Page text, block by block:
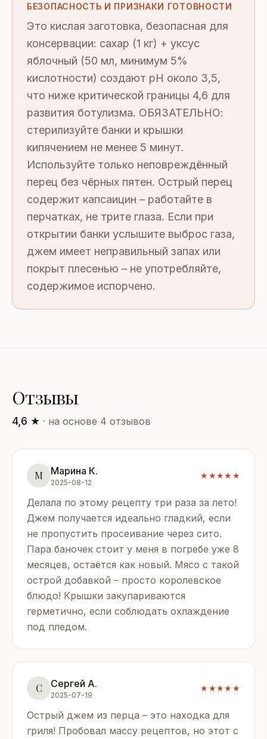
БЕЗОПАСНОСТЬ И ПРИЗНАКИ ГОТОВНОСТИ
Это кислая заготовка, безопасная для
консервации: сахар (1 кг) + уксус
яблочный (50 мл, минимум 5%
кислотности) создают рН около 3,5,
что ниже критической границы 4,6 для
развития ботулизма. ОБЯЗАТЕЛЬНО:
стерилизуйте банки и крышки
кипячением не менее 5 минут.
Используйте только неповреждённый
перец без чёрных пятен. Острый перец
содержит капсаицин – работайте в
перчатках, не трите глаза. Если при
открытии банки услышите выброс газа,
джем имеет неправильный запах или
покрыт плесенью – не употребляйте,
содержимое испорчено.
Отзывы
4,6 ★ · на основе 4 отзывов
М Марина К.
2025-08-12
★★★★★
Делала по этому рецепту три раза за лето!
Джем получается идеально гладкий, если
не пропустить просеивание через сито.
Пара баночек стоит у меня в погребе уже 8
месяцев, остаётся как новый. Мясо с такой
острой добавкой – просто королевское
блюдо! Крышки закупариваются
герметично, если соблюдать охлаждение
под пледом.
С Сергей А.
2025-07-19
★★★★★
Острый джем из перца – это находка для
гриля! Пробовал массу рецептов, но этот с